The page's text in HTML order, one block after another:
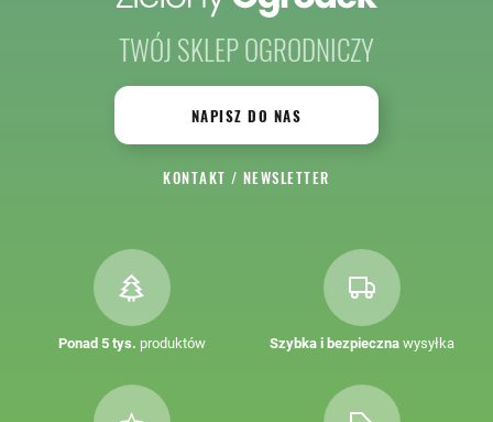
TWÓJ SKLEP OGRODNICZY
NAPISZ DO NAS
KONTAKT / NEWSLETTER
Ponad 5 tys. produktów Szybka i bezpiecznawysyłka